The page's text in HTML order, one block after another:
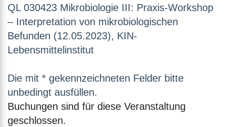
QL 030423 Mikrobiologie III: Praxis-Workshop
– Interpretation von mikrobiologischen
Befunden (12.05.2023), KIN-
Lebensmittelinstitut
Die mit * gekennzeichneten Felder bitte
unbedingt ausfüllen.
Buchungen sind für diese Veranstaltung
geschlossen.